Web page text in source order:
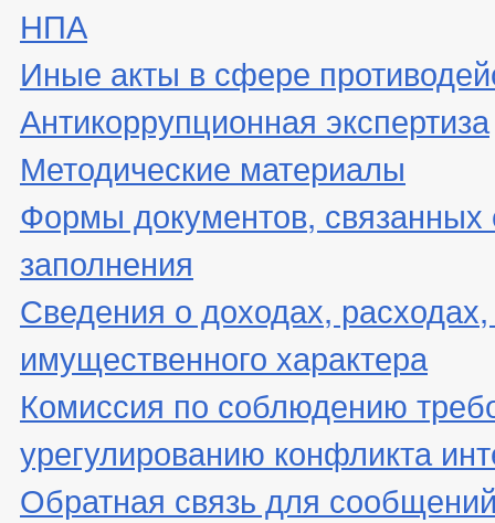
НПА
Иные акты в сфере
Антикоррупционная экспертиза
Методические материалы
Формы документов, связанных
заполнения
Сведения о доходах,
имущественного характера
Комиссия по соблюдению
урегулированию конфликта
Обратная связь для